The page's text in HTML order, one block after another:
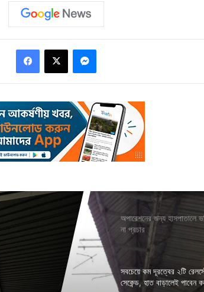
অপারেশনের জন্য হাসপাতালে
না প্রচার
সবচেয়ে কম দূরত্বের ২টি
সেকেন্ড, হাত বাড়ালেই পাবেন